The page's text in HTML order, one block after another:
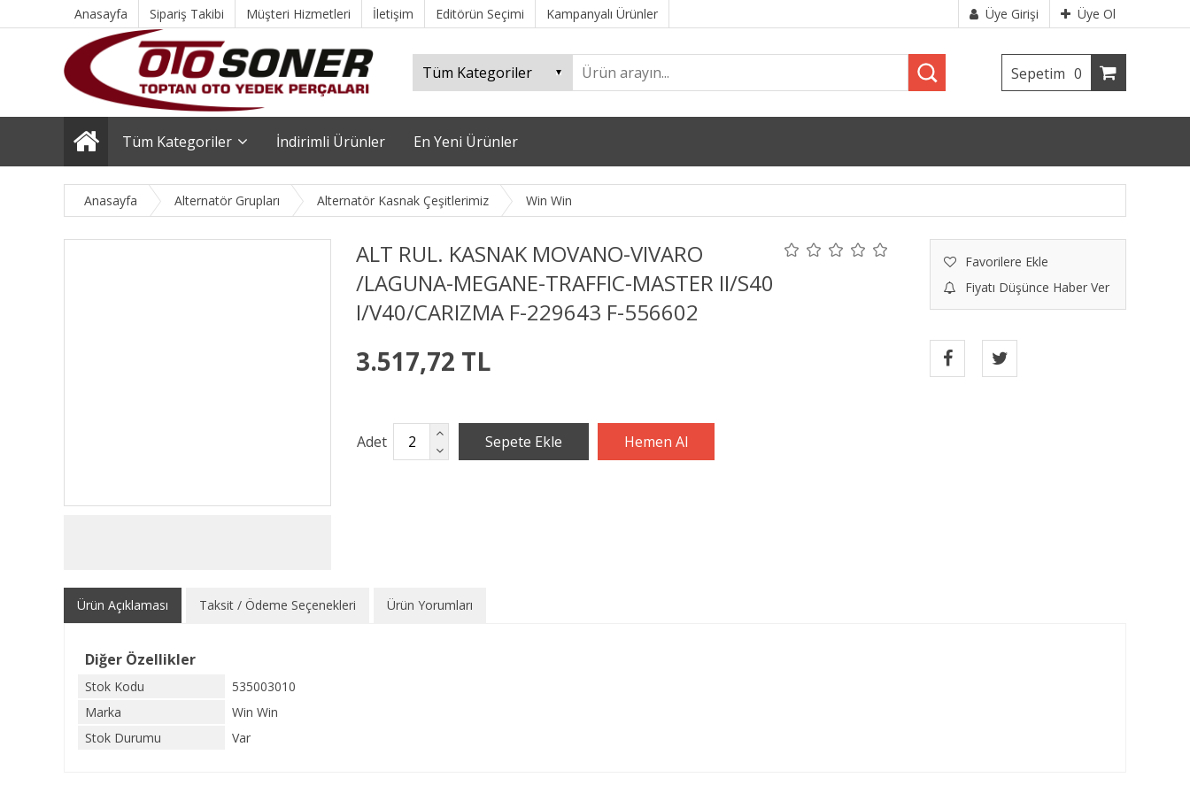
Anasayfa Sipariş Takibi Müşteri Hizmetleri İletişim Editörün Seçimi Kampanyalı Ürünler Üye Girişi Üye Ol
Sepetim 0
Tüm Kategoriler İndirimli Ürünler En Yeni Ürünler
Anasayfa Alternatör Grupları Alternatör Kasnak Çeşitlerimiz Win Win
ALT RUL. KASNAK MOVANO-VIVARO
/LAGUNA-MEGANE-TRAFFIC-MASTER II/S40
I/V40/CARIZMA F-229643 F-556602
Favorilere Ekle
Fiyatı Düşünce Haber Ver
3.517,72 TL
Adet
Ürün Açıklaması Taksit / Ödeme Seçenekleri Ürün Yorumları
Diğer Özellikler
Stok Kodu
535003010
Marka
Win Win
Stok Durumu
Var